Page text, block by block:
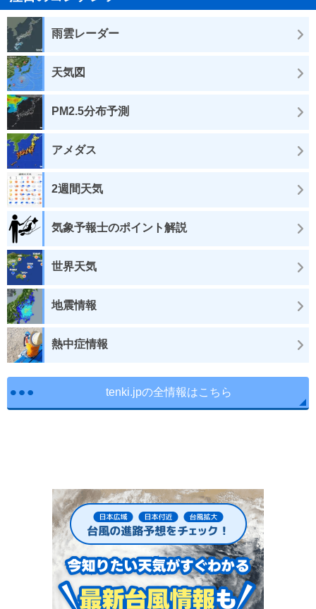
雨雲レーダー
天気図
PM2.5分布予測
アメダス
2週間天気
気象予報士のポイント解説
世界天気
地震情報
熱中症情報
tenki.jpの全情報はこちら